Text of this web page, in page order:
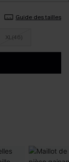
Guide des tailles
XL(46)